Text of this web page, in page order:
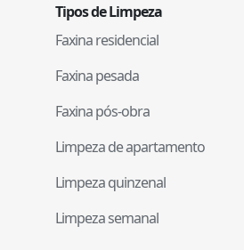
Tipos de Limpeza
Faxina residencial
Faxina pesada
Faxina pós-obra
Limpeza de apartamento
Limpeza quinzenal
Limpeza semanal